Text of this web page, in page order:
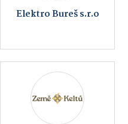
Elektro Bureš s.r.o